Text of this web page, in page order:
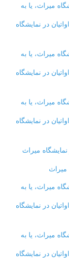
میراث، یا به
در نمایشگاه
میراث، یا به
در نمایشگاه
میراث، یا به
در نمایشگاه
میراث
میراث
میراث، یا به
در نمایشگاه
میراث، یا به
در نمایشگاه